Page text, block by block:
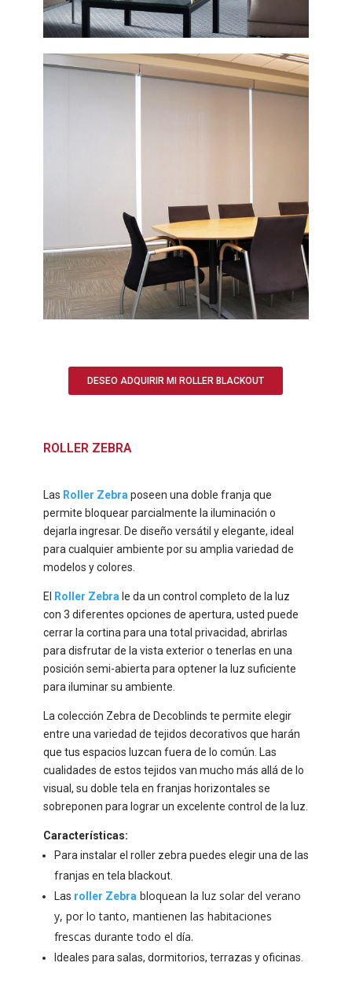
DESEO ADQUIRIR MI ROLLER BLACKOUT
ROLLER ZEBRA
Las Roller Zebraposeen una doble franja que
permite bloquear parcialmente la iluminación o
dejarla ingresar. De diseño versátil y elegante, ideal
para cualquier ambiente por su amplia variedad de
modelos y colores.
El Roller Zebrale da un control completo de la luz
con 3 diferentes opciones de apertura, usted puede
cerrar la cortina para una total privacidad, abrirlas
para disfrutar de la vista exterior o tenerlas en una
posición semi-abierta para optener la luz suficiente
para iluminar su ambiente.
La colección Zebra de Decoblinds te permite elegir
entre una variedad de tejidos decorativos que harán
que tus espacios luzcan fuera de lo común. Las
cualidades de estos tejidos van mucho más allá de lo
visual, su doble tela en franjas horizontales se
sobreponen para lograr un excelente control de la luz.
Características:
Para instalar el roller zebra puedes elegir una de las
franjas en tela blackout.
Las roller Zebrabloquean la luz solar del verano
y, por lo tanto, mantienen las habitaciones
frescas durante todo el día.
Ideales para salas, dormitorios, terrazas y oficinas.